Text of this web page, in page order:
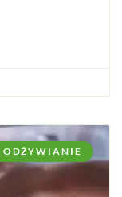
ODŻYWIANIE